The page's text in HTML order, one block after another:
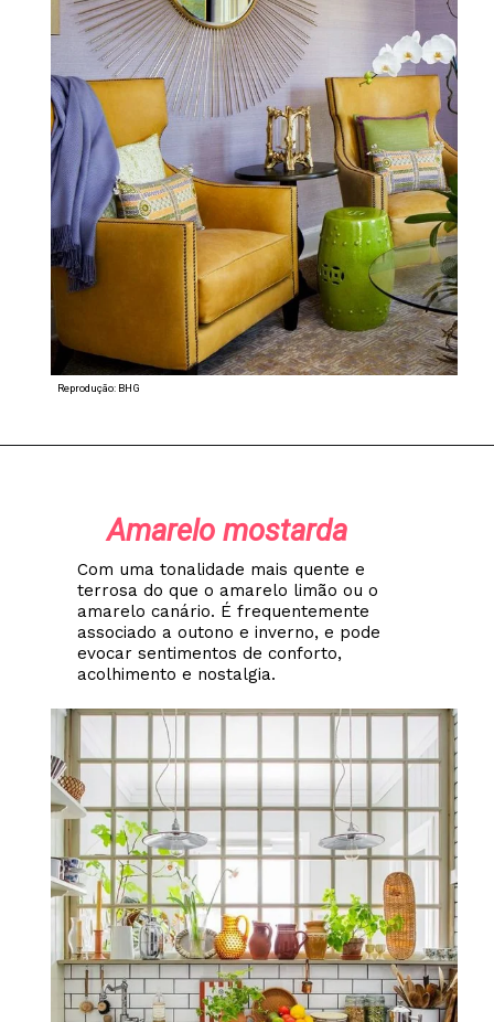
Reprodução: BHG
Com uma tonalidade mais quente e
terrosa do que o amarelo limão ou o
amarelo canário. É frequentemente
associado a outono e inverno, e pode
evocar sentimentos de conforto,
acolhimento e nostalgia.
Amarelo mostarda